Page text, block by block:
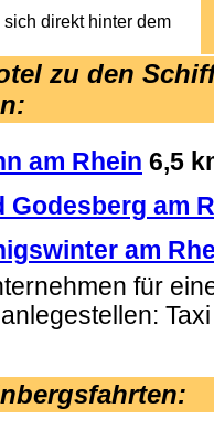
direkt hinter dem
zu den
:
am Rhein 6,5
am
am
für